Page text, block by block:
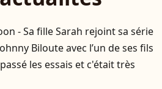
- Sa fille Sarah rejoint sa série
Biloute avec l’un de ses fils
les essais et c'était très